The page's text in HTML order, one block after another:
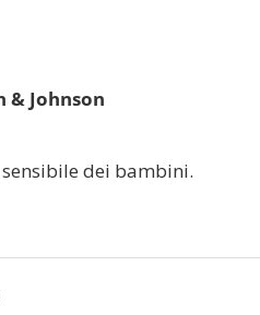
& Johnson
dei bambini.